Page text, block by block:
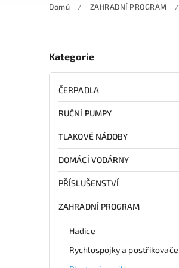
Domů / ZAHRADNÍ PROGRAM /
Kategorie
ČERPADLA
RUČNÍ PUMPY
TLAKOVÉ NÁDOBY
DOMÁCÍ VODÁRNY
PŘÍSLUŠENSTVÍ
ZAHRADNÍ PROGRAM
Hadice
Rychlospojky a postřikovače